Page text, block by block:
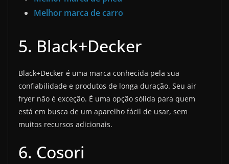
Melhor marca de carro
5. Black+Decker
Black+Decker é uma marca conhecida pela sua
confiabilidade e produtos de longa duração. Seu air
fryer não é exceção. É uma opção sólida para quem
está em busca de um aparelho fácil de usar, sem
muitos recursos adicionais.
6. Cosori